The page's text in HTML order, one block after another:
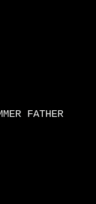
FATHER